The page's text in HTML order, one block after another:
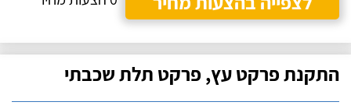
התקנת פרקט עץ, פרקט תלת שכבתי